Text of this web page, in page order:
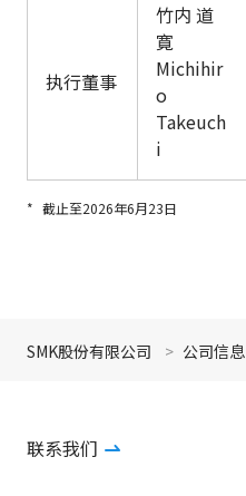
执行董事
竹内 道
寛
Michihir
o
Takeuch
i
* 截止至2026年6月23日
SMK股份有限公司 公司信息
联系我们